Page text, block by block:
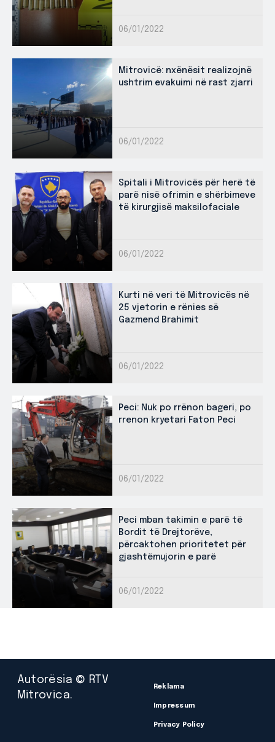
06/01/2022
Mitrovicë: nxënësit realizojnë
ushtrim evakuimi në rast zjarri
06/01/2022
Spitali i Mitrovicës për herë të
parë nisë ofrimin e shërbimeve
të kirurgjisë maksilofaciale
06/01/2022
Kurti në veri të Mitrovicës në
25 vjetorin e rënies së
Gazmend Brahimit
06/01/2022
Peci: Nuk po rrënon bageri, po
rrenon kryetari Faton Peci
06/01/2022
Peci mban takimin e parë të
Bordit të Drejtorëve,
përcaktohen prioritetet për
gjashtëmujorin e parë
06/01/2022
Autorësia © RTV
Mitrovica.
Reklama
Impressum
Privacy Policy